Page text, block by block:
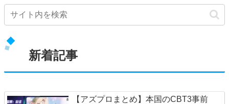
新着記事
【アズプロまとめ】本国のCBT3事前